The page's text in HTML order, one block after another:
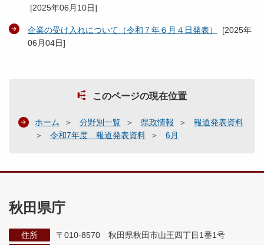
[2025年06月10日]
企業の受け入れについて（令和７年６月４日発表） [2025年
06月04日]
このページの現在位置
ホーム 分野別一覧 県政情報
報道発表資料
令和7年度 報道発表資料
6月
秋田県庁
住所
〒010-8570 秋田県秋田市山王四丁目1番1号